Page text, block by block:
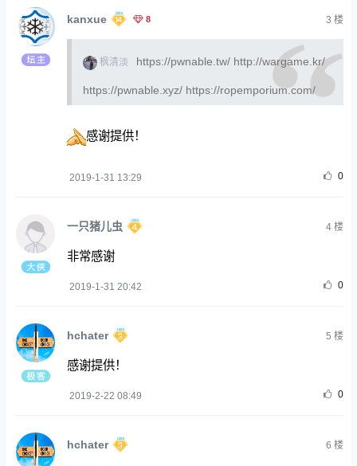
kanxue 8 3 楼
枫清淡 https://pwnable.tw/ http://wargame.kr/
https://pwnable.xyz/ https://ropemporium.com/
感谢提供！
2019-1-31 13:29 0
一只猪儿虫 4楼
非常感谢
2019-1-31 20:42 0
hchater 5 楼
感谢提供！
2019-2-22 08:49 0
hchater 6 楼